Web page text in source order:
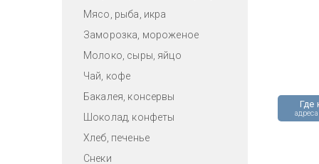
Мясо, рыба, икра
Заморозка, мороженое
Молоко, сыры, яйцо
Чай, кофе
Бакалея, консервы
Шоколад, конфеты
Хлеб, печенье
Снеки
Где